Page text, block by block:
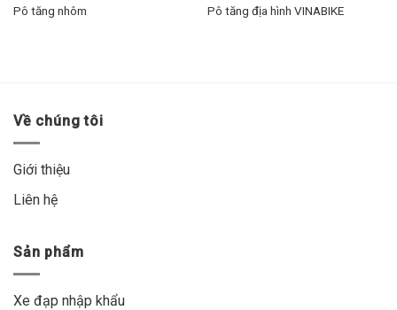
Pô tăng nhôm Pô tăng địa hình VINABIKE
Về chúng tôi
Giới thiệu
Liên hệ
Sản phẩm
Xe đạp nhập khẩu